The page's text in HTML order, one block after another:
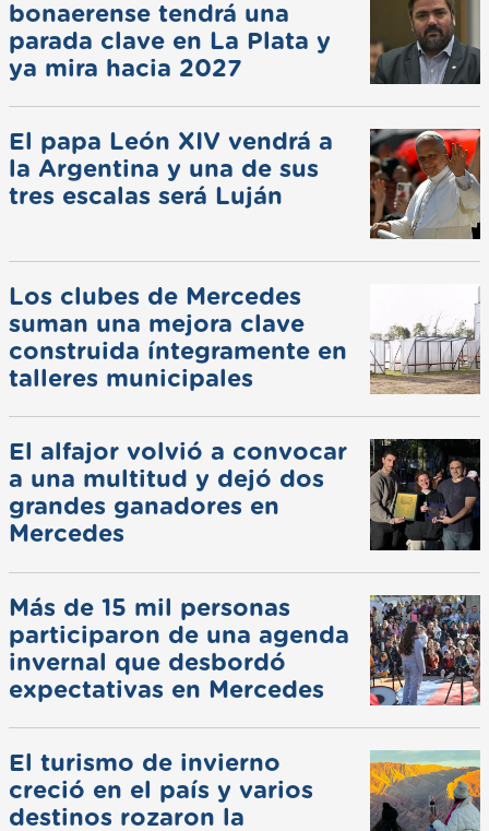
bonaerense tendrá una
parada clave en La Plata y
ya mira hacia 2027
El papa León XIV vendrá a
la Argentina y una de sus
tres escalas será Luján
Los clubes de Mercedes
suman una mejora clave
construida íntegramente en
talleres municipales
El alfajor volvió a convocar
a una multitud y dejó dos
grandes ganadores en
Mercedes
Más de 15 mil personas
participaron de una agenda
invernal que desbordó
expectativas en Mercedes
El turismo de invierno
creció en el país y varios
destinos rozaron la